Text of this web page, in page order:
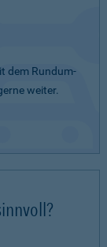
dem Rundum-
weiter.